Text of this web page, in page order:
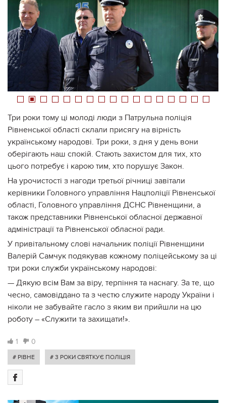
1 2 3 4 5 6 7 8 9 10 11 12 13 14 15 16 17
Три роки тому ці молоді люди з Патрульна поліція
Рівненської області склали присягу на вірність
українському народові. Три роки, з дня у день вони
оберігають наш спокій. Стають захистом для тих, хто
цього потребує і карою тим, хто порушує Закон.
На урочистості з нагоди третьої річниці завітали
керівники Головного управління Нацполіції Рівненської
області, Головного управління ДСНС Рівненщини, а
також представники Рівненської обласної державної
адміністрації та Рівненської обласної ради.
У привітальному слові начальник поліції Рівненщини
Валерій Самчук подякував кожному поліцейському за ці
три роки служби українському народові:
— Дякую всім Вам за віру, терпіння та наснагу. За те, що
чесно, самовіддано та з честю служите народу України і
ніколи не забувайте гасло з яким ви прийшли на цю
роботу – «Служити та захищати!».
1 0
# РІВНЕ # 3 РОКИ СВЯТКУЄ ПОЛІЦІЯ